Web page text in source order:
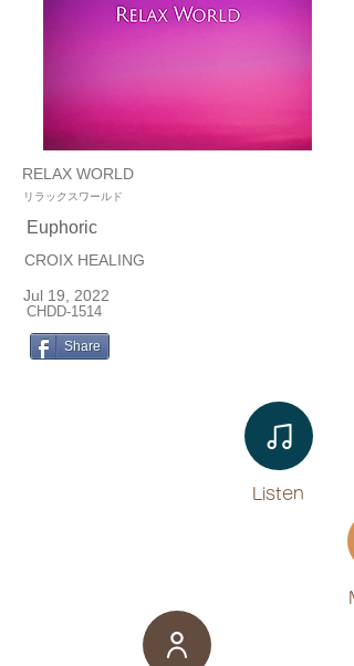
RELAX WORLD
リラックスワールド
Euphoric
CROIX HEALING
Jul 19, 2022
CHDD-1514
Share
Listen​